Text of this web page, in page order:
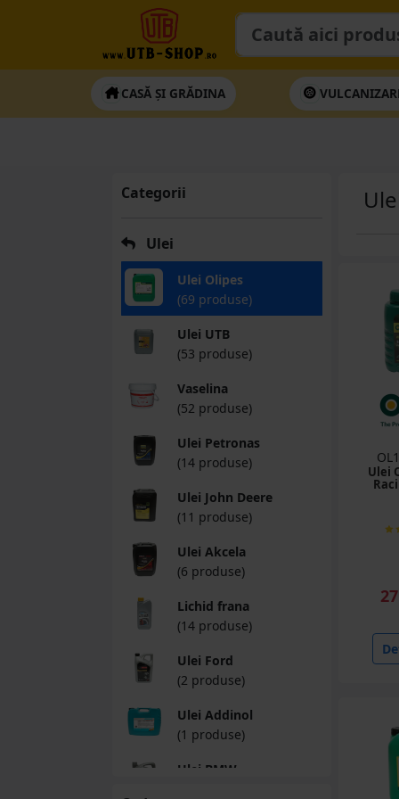
CASĂ ȘI GRĂDINA
Categorii
Ulei
Ulei Olipes
(69 produse)
Ulei UTB
(53 produse)
Vaselina
(52 produse)
Ulei Petronas
(14 produse)
Ulei John Deere
(11 produse)
Ulei Akcela
(6 produse)
Lichid frana
(14 produse)
Ulei Ford
(2 produse)
Ulei Addinol
(1 produse)
Ulei BMW
Ulei